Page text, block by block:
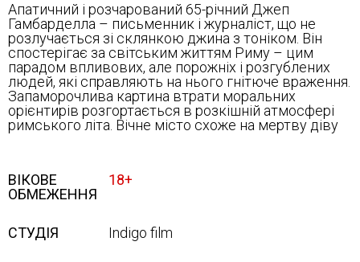
Апатичний і розчарований 65-річний Джеп
Гамбарделла – письменник і журналіст, що не
розлучається зі склянкою джина з тоніком. Він
спостерігає за світським життям Риму – цим
парадом впливових, але порожніх і розгублених
людей, які справляють на нього гнітюче враження.
Запаморочлива картина втрати моральних
орієнтирів розгортається в розкішній атмосфері
римського літа. Вічне місто схоже на мертву діву
ВІКОВЕ
ОБМЕЖЕННЯ
18+
СТУДІЯ Indigo film